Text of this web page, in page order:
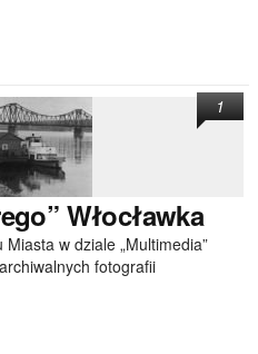
Włocławka
w dziale „Multimedia”
fotografii
1